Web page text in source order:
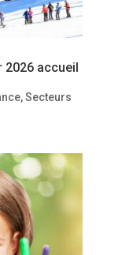
2026 accueil
,Secteurs